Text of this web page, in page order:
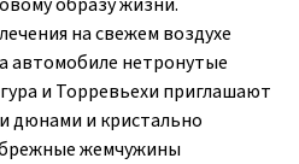
на свежем воздухе
автомобиле нетронутые
и Торревьехи приглашают
дюнами и кристально
жемчужины